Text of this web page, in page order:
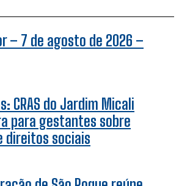
– 7 de agosto de 2026 –
CRAS do Jardim Micali
para gestantes sobre
direitos sociais